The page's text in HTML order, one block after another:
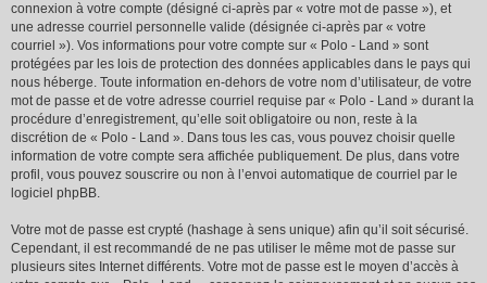
connexion à votre compte (désigné ci-après par « votre mot de passe »), et
une adresse courriel personnelle valide (désignée ci-après par « votre
courriel »). Vos informations pour votre compte sur « Polo - Land » sont
protégées par les lois de protection des données applicables dans le pays qui
nous héberge. Toute information en-dehors de votre nom d’utilisateur, de votre
mot de passe et de votre adresse courriel requise par « Polo - Land » durant la
procédure d’enregistrement, qu’elle soit obligatoire ou non, reste à la
discrétion de « Polo - Land ». Dans tous les cas, vous pouvez choisir quelle
information de votre compte sera affichée publiquement. De plus, dans votre
profil, vous pouvez souscrire ou non à l’envoi automatique de courriel par le
logiciel phpBB.
Votre mot de passe est crypté (hashage à sens unique) afin qu’il soit sécurisé.
Cependant, il est recommandé de ne pas utiliser le même mot de passe sur
plusieurs sites Internet différents. Votre mot de passe est le moyen d’accès à